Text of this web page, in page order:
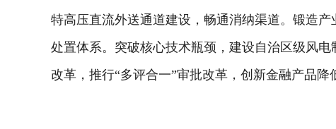
特高压直流外送通道建设，畅通消纳渠道。锻造
处置体系。突破核心技术瓶颈，建设自治区级风
改革，推行“多评合一”审批改革，创新金融产品